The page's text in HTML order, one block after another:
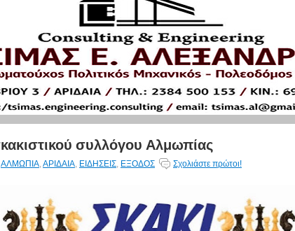
συλλόγου Αλμωπίας
ΑΛΜΩΠΙΑ,ΑΡΙΔΑΙΑ, ΕΙΔΗΣΕΙΣ, ΕΞΟΔΟΣ Σχολιάστε πρώτοι!